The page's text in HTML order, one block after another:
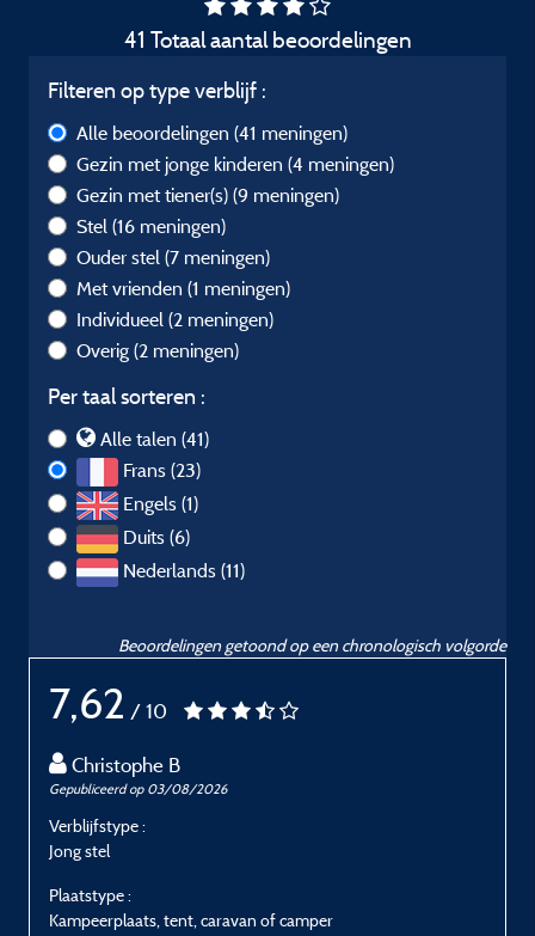
41 Totaal aantal beoordelingen
Filteren op type verblijf :
Alle beoordelingen (41 meningen)
Gezin met jonge kinderen (4 meningen)
Gezin met tiener(s) (9 meningen)
Stel (16 meningen)
Ouder stel (7 meningen)
Met vrienden (1 meningen)
Individueel (2 meningen)
Overig (2 meningen)
Per taal sorteren :
Alle talen (41)
Frans (23)
Engels (1)
Duits (6)
Nederlands (11)
Beoordelingen getoond op een chronologisch volgorde
7,62 / 10
Christophe B
Gepubliceerd op 03/08/2026
Verblijfstype :
Jong stel
Plaatstype :
Kampeerplaats, tent, caravan of camper